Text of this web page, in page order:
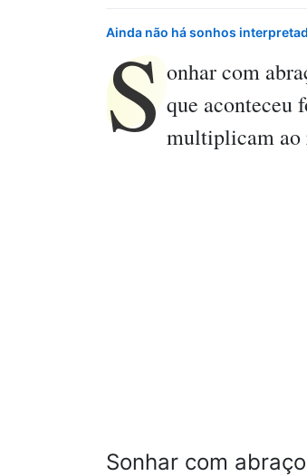
Ainda não há sonhos
S onhar com
que aconteceu
multiplicam ao
Sonhar com